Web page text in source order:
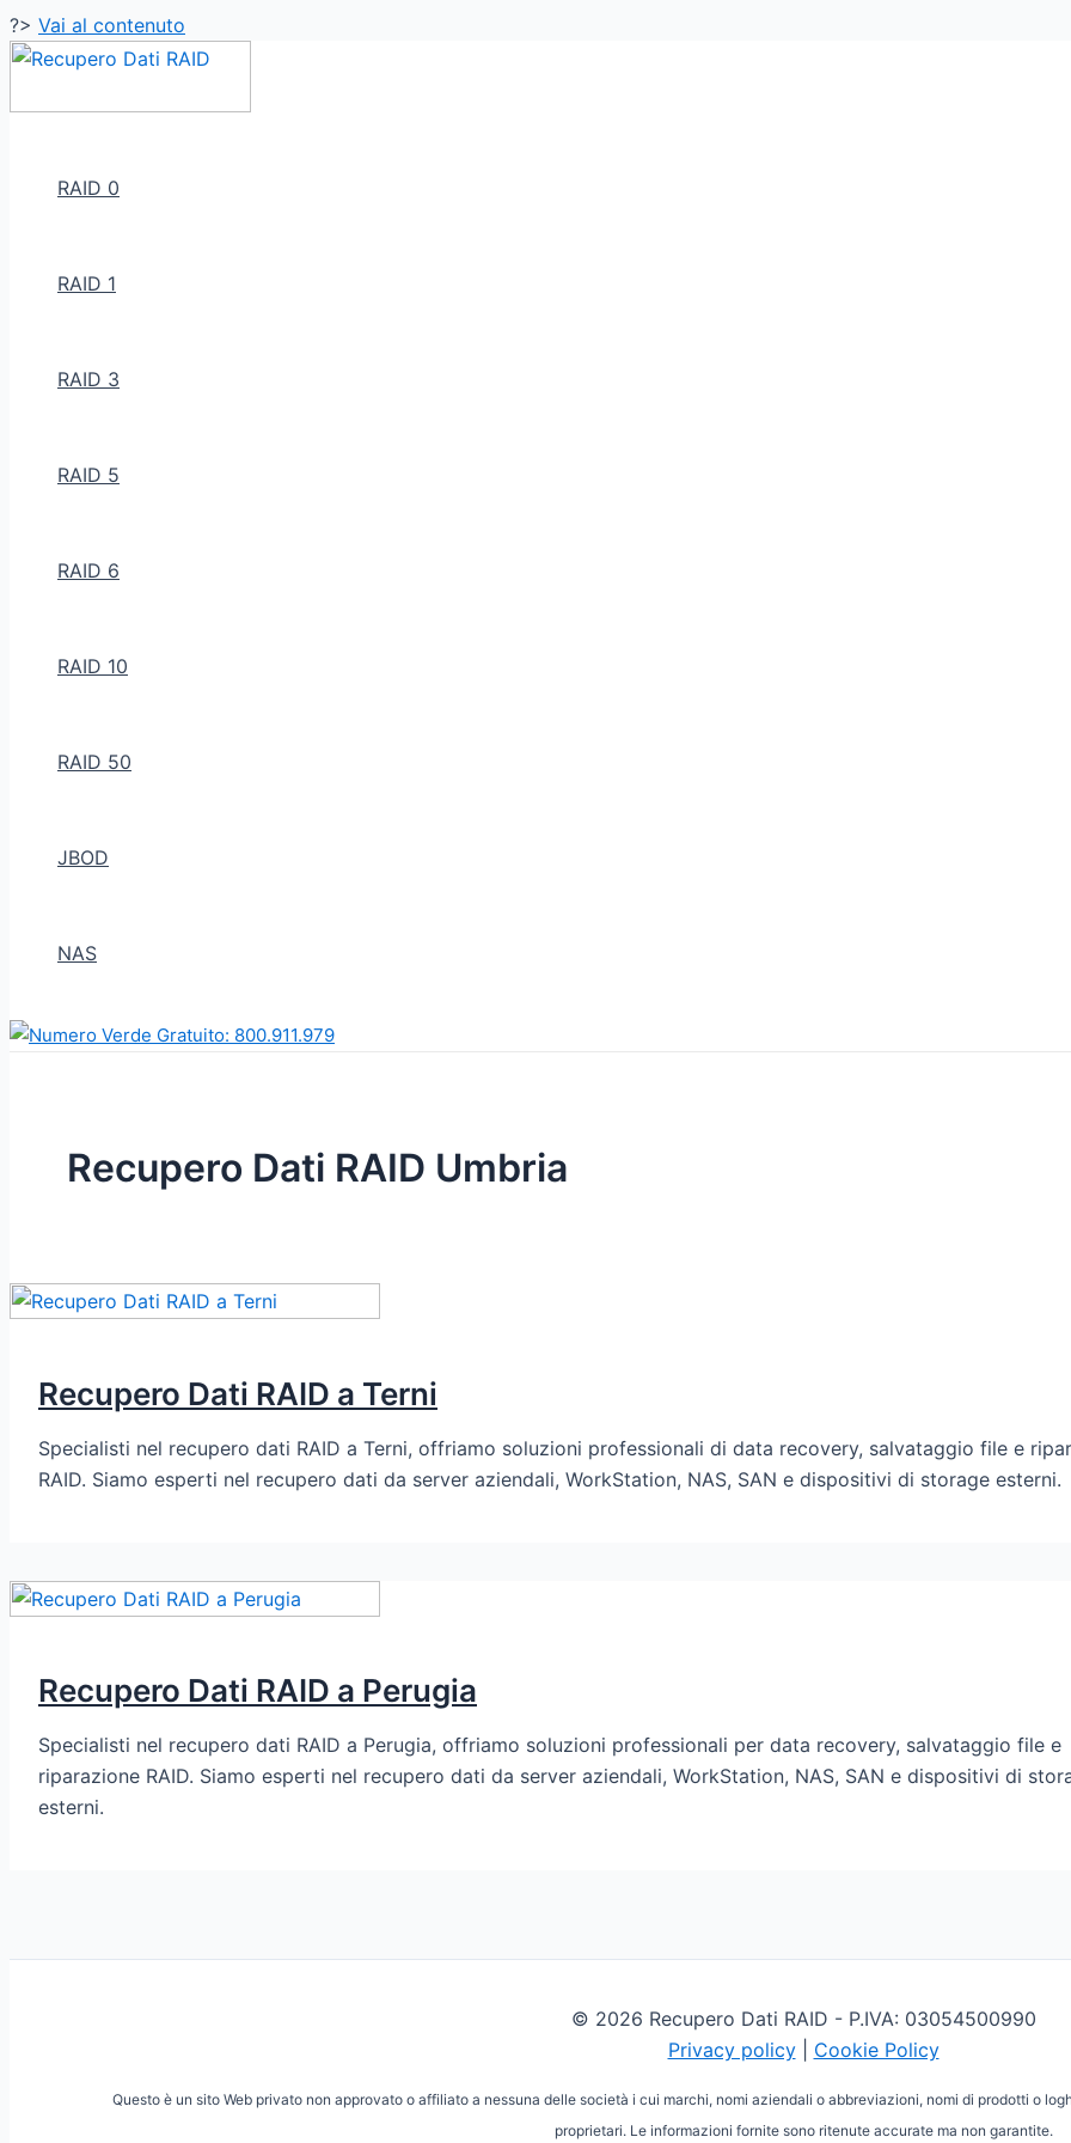
?> Vai al contenuto
RAID 0
RAID 1
RAID 3
RAID 5
RAID 6
RAID 10
RAID 50
JBOD
NAS
Recupero Dati RAID Umbria
Recupero Dati RAID a Terni
Specialisti nel recupero dati RAID a Terni, offriamo soluzioni professionali di data recovery, salvataggio file e
RAID. Siamo esperti nel recupero dati da server aziendali, WorkStation, NAS, SAN e dispositivi di storage esterni.
Recupero Dati RAID a Perugia
Specialisti nel recupero dati RAID a Perugia, offriamo soluzioni professionali per data recovery, salvataggio file e
riparazione RAID. Siamo esperti nel recupero dati da server aziendali, WorkStation, NAS, SAN e dispositivi di
esterni.
© 2026 Recupero Dati RAID - P.IVA: 03054500990
Privacy policy| Cookie Policy
Questo è un sito Web privato non approvato o affiliato a nessuna delle società i cui marchi, nomi aziendali o abbreviazioni, nomi di prodotti o
proprietari. Le informazioni fornite sono ritenute accurate ma non garantite.